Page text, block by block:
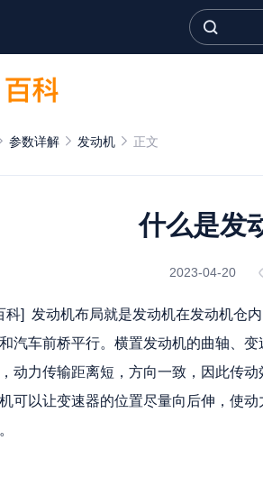
参数详解 发动机 正文
什么是发
2023-04-20
科] 发动机布局就是发动机在发动机仓
汽车前桥平行。横置发动机的曲轴、
动力传输距离短，方向一致，因此传动
可以让变速器的位置尽量向后伸，使